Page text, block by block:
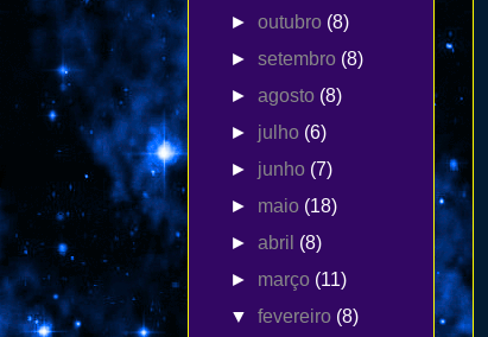
►outubro (8)
►setembro (8)
►agosto (8)
► julho (6)
► junho (7)
► maio (18)
►abril (8)
► março (11)
▼fevereiro (8)